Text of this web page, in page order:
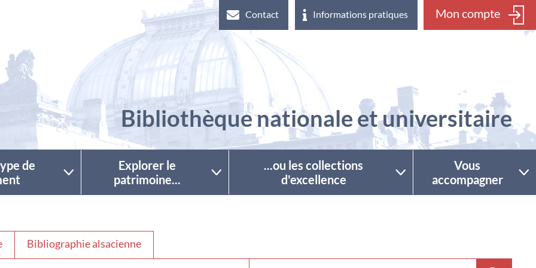
Contact Informations pratiques Mon compte
Bibliothèque nationale et universitaire
de
Explorer le
patrimoine...
...ou les collections
d'excellence
Vous
accompagner
Bibliographie alsacienne